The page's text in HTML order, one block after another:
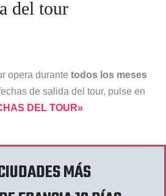
del tour
opera durante todos los meses
de salida del tour, pulse en
DEL TOUR»
MÁS